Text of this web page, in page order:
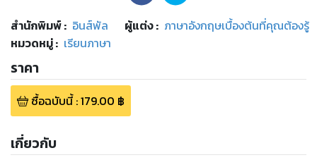
สำนักพิมพ์: อินส์พัล ผู้แต่ง : ภาษาอังกฤษเบื้องต้นที่คุณต้องรู้
หมวดหมู่: เรียนภาษา
ราคา
ซื้อฉบับนี้:179.00 ฿
เกี่ยวกับ